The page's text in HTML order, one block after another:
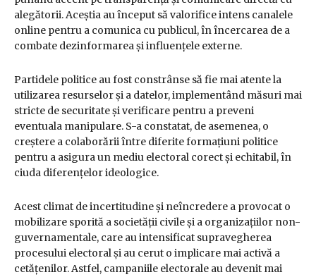
alegătorii. Aceștia au început să valorifice intens canalele
online pentru a comunica cu publicul, în încercarea de a
combate dezinformarea și influențele externe.
Partidele politice au fost constrânse să fie mai atente la
utilizarea resurselor și a datelor, implementând măsuri mai
stricte de securitate și verificare pentru a preveni
eventuala manipulare. S-a constatat, de asemenea, o
creștere a colaborării între diferite formațiuni politice
pentru a asigura un mediu electoral corect și echitabil, în
ciuda diferențelor ideologice.
Acest climat de incertitudine și neîncredere a provocat o
mobilizare sporită a societății civile și a organizațiilor non-
guvernamentale, care au intensificat supravegherea
procesului electoral și au cerut o implicare mai activă a
cetățenilor. Astfel, campaniile electorale au devenit mai